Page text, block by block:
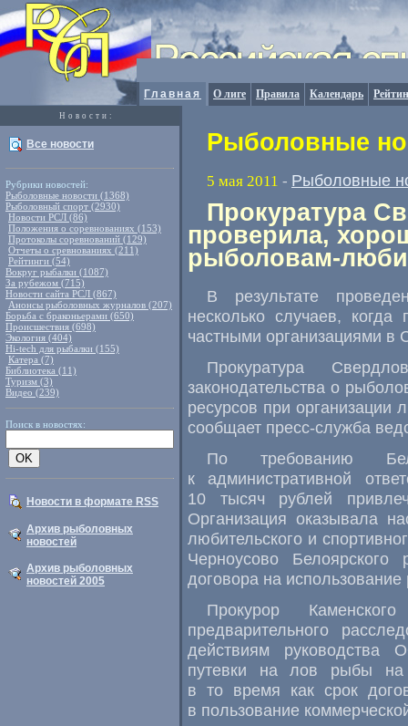
Главная О лиге Правила Календарь
Новости:
Все новости
Рубрики новостей:
Рыболовные новости (1368)
Рыболовный спорт (2930)
Новости РСЛ (86)
Положения о соревнованиях (153)
Протоколы соревнований (129)
Отчеты о сревнованиях (211)
Рейтинги (54)
Вокруг рыбалки (1087)
За рубежом (715)
Новости сайта РСЛ (867)
Анонсы рыболовных журналов (207)
Борьба с браконьерами (650)
Происшествия (698)
Экология (404)
Hi-tech для рыбалки (155)
Катера (7)
Библиотека (11)
Туризм (3)
Видео (239)
Поиск в новостях:
Новости в формате RSS
Архив рыболовных
новостей
Архив рыболовных
новостей 2005
Рыболовные
5 мая 2011 - Рыболовные
Прокуратура
проверила,
рыболовам-
В результате
несколько случаев,
частными организациями в
Прокуратура
законодательства о
ресурсов при организации
сообщает пресс-служба
По требованию
к административной
10 тысяч рублей
Организация оказывала
любительского и
Черноусово Белоярского
договора на
Прокурор
предварительного
действиям руководства
путевки на лов рыбы на
в то время как срок
в пользование